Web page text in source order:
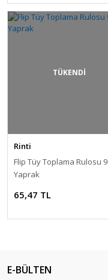
TÜKENDİ
Rinti
Flip Tüy Toplama Rulosu
Yaprak
65,47 TL
E-BÜLTEN